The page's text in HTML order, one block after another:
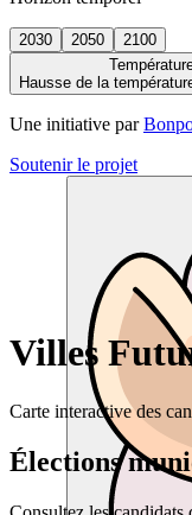
2030 2050
2100
Hausse de la
Une initiative par
Soutenir le projet
Villes
Carte interactive des
Élections